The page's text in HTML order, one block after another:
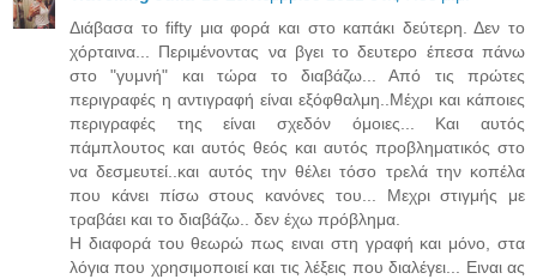
Διάβασα το fifty μια φορά και στο καπάκι δεύτερη. Δεν το
χόρταινα... Περιμένοντας να βγει το δευτερο έπεσα πάνω
στο "γυμνή" και τώρα το διαβάζω... Από τις πρώτες
περιγραφές η αντιγραφή είναι εξόφθαλμη..Μέχρι και κάποιες
περιγραφές της είναι σχεδόν όμοιες... Και αυτός
πάμπλουτος και αυτός θεός και αυτός προβληματικός στο
να δεσμευτεί..και αυτός την θέλει τόσο τρελά την κοπέλα
που κάνει πίσω στους κανόνες του... Μεχρι στιγμής με
τραβάει και το διαβάζω.. δεν έχω πρόβλημα.
Η διαφορά του θεωρώ πως ειναι στη γραφή και μόνο, στα
λόγια που χρησιμοποιεί και τις λέξεις που διαλέγει... Ειναι ας